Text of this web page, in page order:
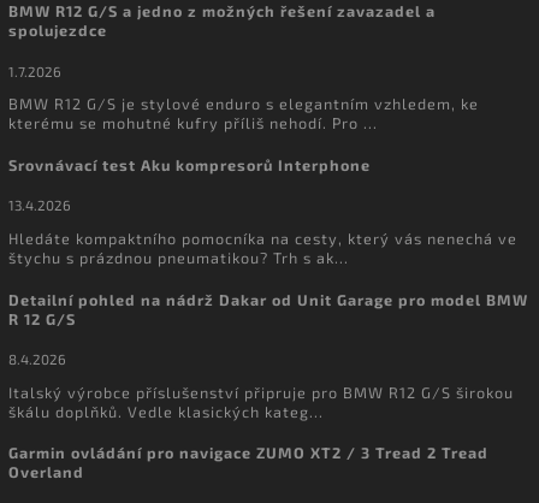
BMW R12 G/S a jedno z možných řešení zavazadel a
spolujezdce
1.7.2026
BMW R12 G/S je stylové enduro s elegantním vzhledem, ke
kterému se mohutné kufry příliš nehodí. Pro ...
Srovnávací test Aku kompresorů Interphone
13.4.2026
Hledáte kompaktního pomocníka na cesty, který vás nenechá ve
štychu s prázdnou pneumatikou? Trh s ak...
Detailní pohled na nádrž Dakar od Unit Garage pro model BMW
R 12 G/S
8.4.2026
Italský výrobce příslušenství připruje pro BMW R12 G/S širokou
škálu doplňků. Vedle klasických kateg...
Garmin ovládání pro navigace ZUMO XT2 / 3 Tread 2 Tread
Overland